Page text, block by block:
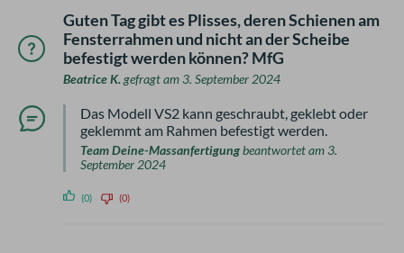
Guten Tag gibt es Plisses, deren Schienen am
Fensterrahmen und nicht an der Scheibe
befestigt werden können? MfG
Beatrice K.gefragt am 3. September 2024
Das Modell VS2 kann geschraubt, geklebt oder
geklemmt am Rahmen befestigt werden.
Team Deine-Massanfertigungbeantwortet am 3.
September 2024
(0) (0)